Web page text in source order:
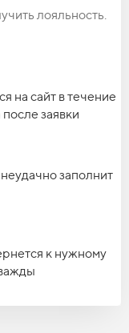
лояльность.
на сайт в течение
заявки
заполнит
к нужному